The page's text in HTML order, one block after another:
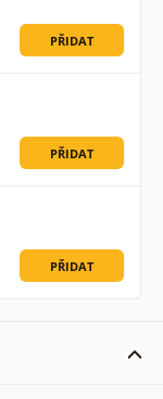
PŘIDAT
PŘIDAT
PŘIDAT